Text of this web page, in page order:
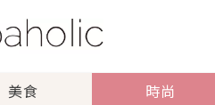
美食 時尚